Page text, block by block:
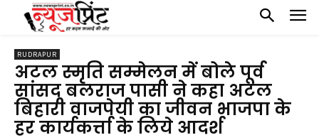
RUDRAPUR
अटल स्मृति सम्मेलन में बोले पूर्व
सांसद बलराज पासी ने कहा अटल
बिहारी वाजपेयी का जीवन भाजपा के
हर कार्यकर्त्ता के लिये आदर्श